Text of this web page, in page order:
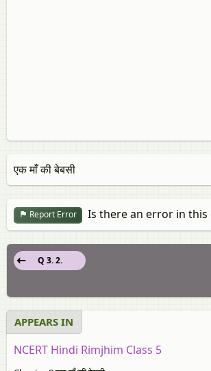
एक माँ की बेबसी
Report Error Is there an error in
Q 3. 2.
APPEARS IN
NCERT Hindi Rimjhim Class 5